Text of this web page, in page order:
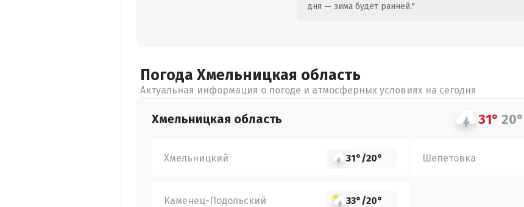
дня — зима будет ранней."
Погода Хмельницкая область
Актуальная информация о погоде и атмосферных условиях на сегодня
Хмельницкая область 31° 20°
Хмельницкий 31°/20° Шепетовка
Каменец-Подольский 33°/20°